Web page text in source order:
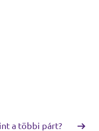
a többi párt?